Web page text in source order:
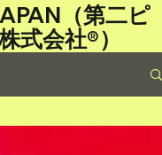
（第二ピ
式会社®）